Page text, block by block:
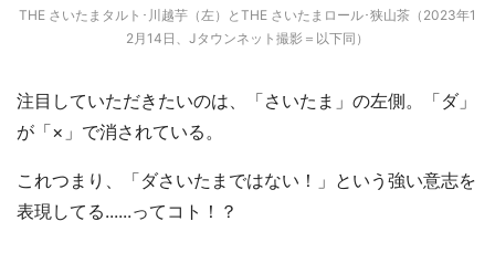
THE さいたまタルト･川越芋（左）とTHE さいたまロール･狭山茶（2023年1
2月14日、Jタウンネット撮影＝以下同）
注目していただきたいのは、「さいたま」の左側。「ダ」
が「×」で消されている。
これつまり、「ダさいたまではない！」という強い意志を
表現してる......ってコト！？